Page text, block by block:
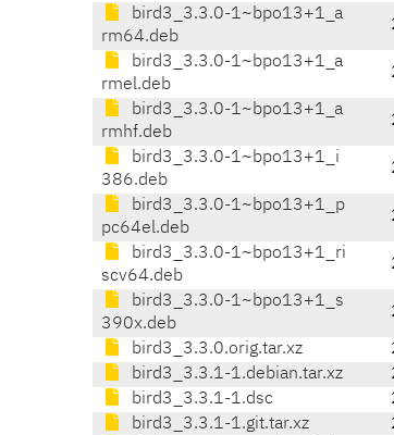
bird3_3.3.0-1~bpo13+1_a
rm64.deb
bird3_3.3.0-1~bpo13+1_a
rmel.deb
bird3_3.3.0-1~bpo13+1_a
rmhf.deb
bird3_3.3.0-1~bpo13+1_i
386.deb
bird3_3.3.0-1~bpo13+1_p
pc64el.deb
bird3_3.3.0-1~bpo13+1_ri
scv64.deb
bird3_3.3.0-1~bpo13+1_s
390x.deb
bird3_3.3.0.orig.tar.xz
bird3_3.3.1-1.debian.tar.xz
bird3_3.3.1-1.dsc
bird3_3.3.1-1.git.tar.xz